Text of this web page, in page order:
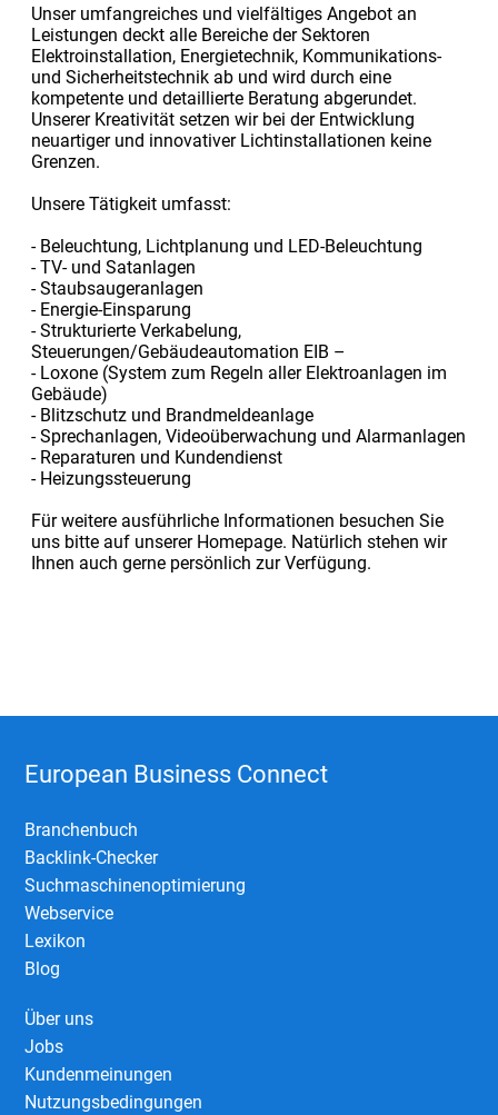
Unser umfangreiches und vielfältiges Angebot an
Leistungen deckt alle Bereiche der Sektoren
Elektroinstallation, Energietechnik, Kommunikations-
und Sicherheitstechnik ab und wird durch eine
kompetente und detaillierte Beratung abgerundet.
Unserer Kreativität setzen wir bei der Entwicklung
neuartiger und innovativer Lichtinstallationen keine
Grenzen.
Unsere Tätigkeit umfasst:
- Beleuchtung, Lichtplanung und LED-Beleuchtung
- TV- und Satanlagen
- Staubsaugeranlagen
- Energie-Einsparung
- Strukturierte Verkabelung,
Steuerungen/Gebäudeautomation EIB –
- Loxone (System zum Regeln aller Elektroanlagen im
Gebäude)
- Blitzschutz und Brandmeldeanlage
- Sprechanlagen, Videoüberwachung und Alarmanlagen
- Reparaturen und Kundendienst
- Heizungssteuerung
Für weitere ausführliche Informationen besuchen Sie
uns bitte auf unserer Homepage. Natürlich stehen wir
Ihnen auch gerne persönlich zur Verfügung.
European Business Connect
Branchenbuch
Backlink-Checker
Suchmaschinenoptimierung
Webservice
Lexikon
Blog
Über uns
Jobs
Kundenmeinungen
Nutzungsbedingungen